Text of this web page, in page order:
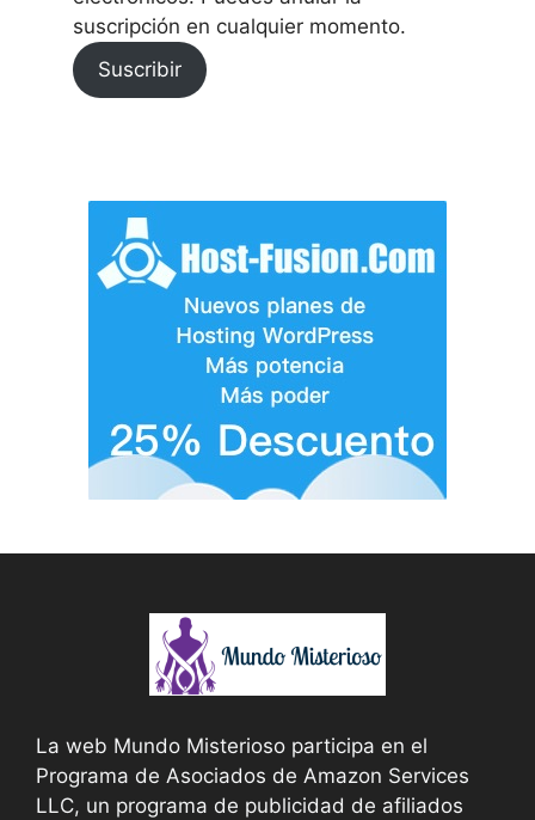
suscripción en cualquier momento.
Suscribir
La web Mundo Misterioso participa en el
Programa de Asociados de Amazon Services
LLC, un programa de publicidad de afiliados